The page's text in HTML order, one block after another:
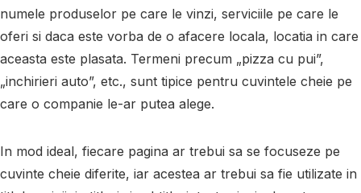
numele produselor pe care le vinzi, serviciile pe care le
oferi si daca este vorba de o afacere locala, locatia in care
aceasta este plasata. Termeni precum „pizza cu pui”,
„inchirieri auto”, etc., sunt tipice pentru cuvintele cheie pe
care o companie le-ar putea alege.
In mod ideal, fiecare pagina ar trebui sa se focuseze pe
cuvinte cheie diferite, iar acestea ar trebui sa fie utilizate in